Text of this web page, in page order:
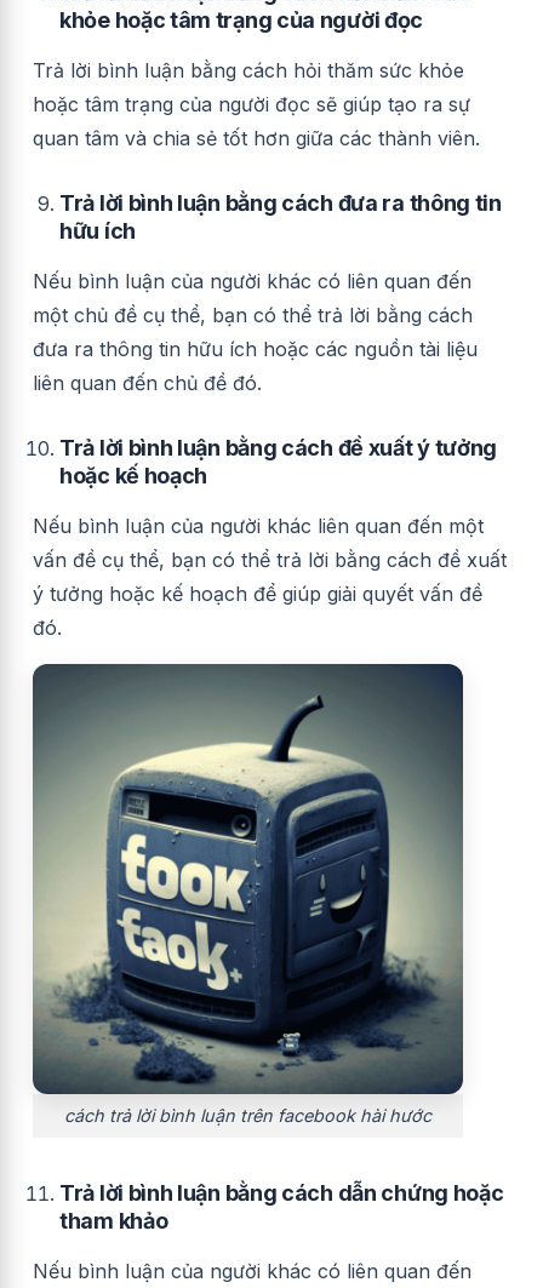
khỏe hoặc tâm trạng của người đọc
Trả lời bình luận bằng cách hỏi thăm sức khỏe
hoặc tâm trạng của người đọc sẽ giúp tạo ra sự
quan tâm và chia sẻ tốt hơn giữa các thành viên.
Trả lời bình luận bằng cách đưa ra thông tin
hữu ích
Nếu bình luận của người khác có liên quan đến
một chủ đề cụ thể, bạn có thể trả lời bằng cách
đưa ra thông tin hữu ích hoặc các nguồn tài liệu
liên quan đến chủ đề đó.
Trả lời bình luận bằng cách đề xuất ý tưởng
hoặc kế hoạch
Nếu bình luận của người khác liên quan đến một
vấn đề cụ thể, bạn có thể trả lời bằng cách đề xuất
ý tưởng hoặc kế hoạch để giúp giải quyết vấn đề
đó.
cách trả lời bình luận trên facebook hài hước
Trả lời bình luận bằng cách dẫn chứng hoặc
tham khảo
Nếu bình luận của người khác có liên quan đến